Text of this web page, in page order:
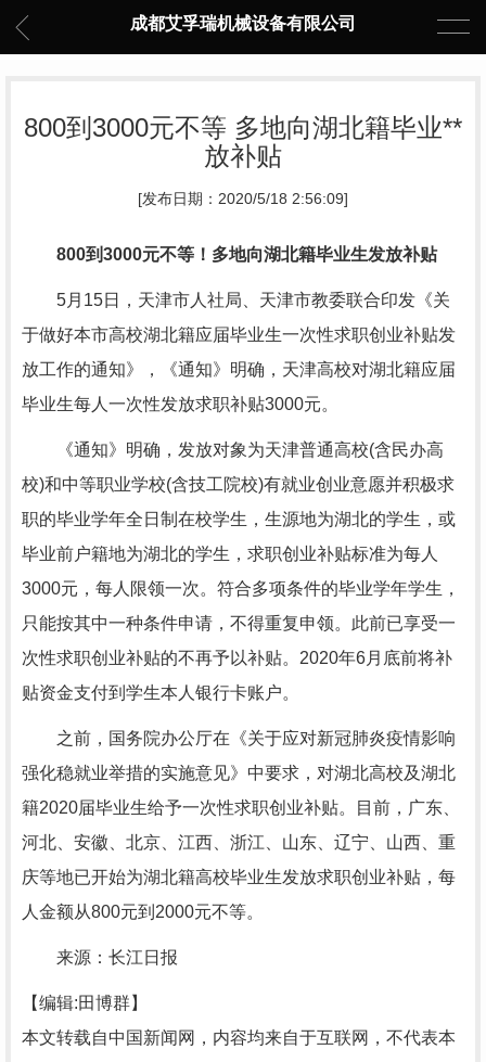
成都艾孚瑞机械设备有限公司
800到3000元不等 多地向湖北籍毕业**
放补贴
[发布日期：2020/5/18 2:56:09]
800到3000元不等！多地向湖北籍毕业生发放补贴
5月15日，天津市人社局、天津市教委联合印发《关
于做好本市高校湖北籍应届毕业生一次性求职创业补贴发
放工作的通知》，《通知》明确，天津高校对湖北籍应届
毕业生每人一次性发放求职补贴3000元。
《通知》明确，发放对象为天津普通高校(含民办高
校)和中等职业学校(含技工院校)有就业创业意愿并积极求
职的毕业学年全日制在校学生，生源地为湖北的学生，或
毕业前户籍地为湖北的学生，求职创业补贴标准为每人
3000元，每人限领一次。符合多项条件的毕业学年学生，
只能按其中一种条件申请，不得重复申领。此前已享受一
次性求职创业补贴的不再予以补贴。2020年6月底前将补
贴资金支付到学生本人银行卡账户。
之前，国务院办公厅在《关于应对新冠肺炎疫情影响
强化稳就业举措的实施意见》中要求，对湖北高校及湖北
籍2020届毕业生给予一次性求职创业补贴。目前，广东、
河北、安徽、北京、江西、浙江、山东、辽宁、山西、重
庆等地已开始为湖北籍高校毕业生发放求职创业补贴，每
人金额从800元到2000元不等。
来源：长江日报
【编辑:田博群】
本文转载自中国新闻网，内容均来自于互联网，不代表本